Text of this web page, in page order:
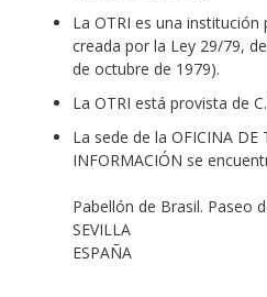
La OTRI es una
creada por la Ley 29/79,
de octubre de 1979).
La OTRI está provista de
La sede de la OFICINA DE
INFORMACIÓN se
Pabellón de Brasil. Paseo
SEVILLA
ESPAÑA